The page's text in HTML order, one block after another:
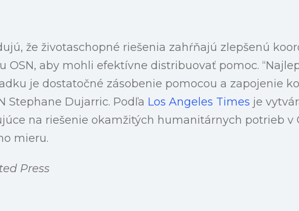
že životaschopné riešenia zahŕňajú zlepšenú
OSN, aby mohli efektívne distribuovať pomoc.
je dostatočné zásobenie pomocou a zapojenie
Stephane Dujarric. Podľa Los Angeles Times je
na riešenie okamžitých humanitárnych potrieb v
mieru.
Press